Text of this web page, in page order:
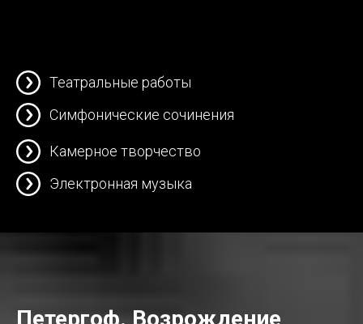
Театральные работы
Симфонические сочинения
Камерное творчество
Электронная музыка
Петергоф. Возрождение